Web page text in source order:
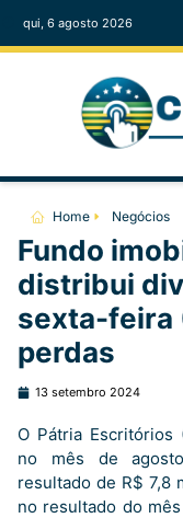
qui, 6 agosto 2026
Home Negócios
Fundo
distribui
sexta-feira
perdas
13 setembro 2024
O Pátria Escritórios
no mês de
resultado de R$ 7,8
no resultado do